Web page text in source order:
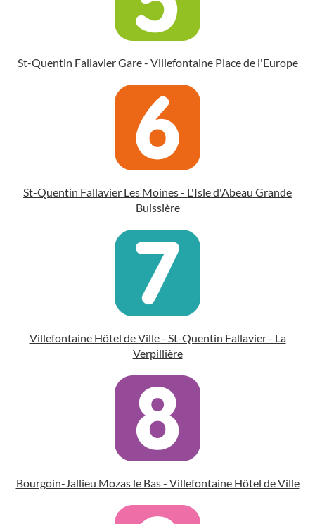
St-Quentin Fallavier Gare - Villefontaine Place de l'Europe
St-Quentin Fallavier Les Moines - L'Isle d'Abeau Grande
Buissière
Villefontaine Hôtel de Ville - St-Quentin Fallavier - La
Verpillière
Bourgoin-Jallieu Mozas le Bas - Villefontaine Hôtel de Ville